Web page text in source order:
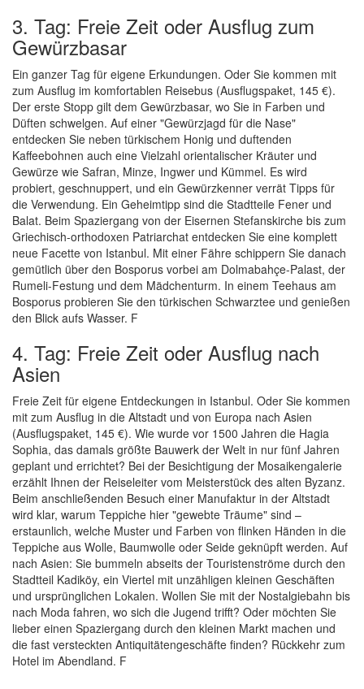
3. Tag: Freie Zeit oder Ausflug zum
Gewürzbasar
Ein ganzer Tag für eigene Erkundungen. Oder Sie kommen mit
zum Ausflug im komfortablen Reisebus (Ausflugspaket, 145 €).
Der erste Stopp gilt dem Gewürzbasar, wo Sie in Farben und
Düften schwelgen. Auf einer "Gewürzjagd für die Nase"
entdecken Sie neben türkischem Honig und duftenden
Kaffeebohnen auch eine Vielzahl orientalischer Kräuter und
Gewürze wie Safran, Minze, Ingwer und Kümmel. Es wird
probiert, geschnuppert, und ein Gewürzkenner verrät Tipps für
die Verwendung. Ein Geheimtipp sind die Stadtteile Fener und
Balat. Beim Spaziergang von der Eisernen Stefanskirche bis zum
Griechisch-orthodoxen Patriarchat entdecken Sie eine komplett
neue Facette von Istanbul. Mit einer Fähre schippern Sie danach
gemütlich über den Bosporus vorbei am Dolmabahçe-Palast, der
Rumeli-Festung und dem Mädchenturm. In einem Teehaus am
Bosporus probieren Sie den türkischen Schwarztee und genießen
den Blick aufs Wasser. F
4. Tag: Freie Zeit oder Ausflug nach
Asien
Freie Zeit für eigene Entdeckungen in Istanbul. Oder Sie kommen
mit zum Ausflug in die Altstadt und von Europa nach Asien
(Ausflugspaket, 145 €). Wie wurde vor 1500 Jahren die Hagia
Sophia, das damals größte Bauwerk der Welt in nur fünf Jahren
geplant und errichtet? Bei der Besichtigung der Mosaikengalerie
erzählt Ihnen der Reiseleiter vom Meisterstück des alten Byzanz.
Beim anschließenden Besuch einer Manufaktur in der Altstadt
wird klar, warum Teppiche hier "gewebte Träume" sind –
erstaunlich, welche Muster und Farben von flinken Händen in die
Teppiche aus Wolle, Baumwolle oder Seide geknüpft werden. Auf
nach Asien: Sie bummeln abseits der Touristenströme durch den
Stadtteil Kadiköy, ein Viertel mit unzähligen kleinen Geschäften
und ursprünglichen Lokalen. Wollen Sie mit der Nostalgiebahn bis
nach Moda fahren, wo sich die Jugend trifft? Oder möchten Sie
lieber einen Spaziergang durch den kleinen Markt machen und
die fast versteckten Antiquitätengeschäfte finden? Rückkehr zum
Hotel im Abendland. F